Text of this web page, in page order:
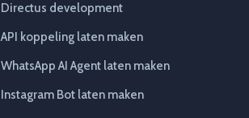
Directus development
API koppeling laten maken
WhatsApp AI Agent laten maken
Instagram Bot laten maken